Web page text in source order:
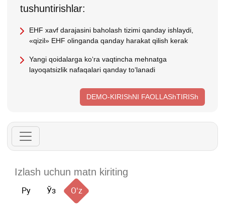
tushuntirishlar:
EHF хavf darajasini baholash tizimi qanday ishlaydi,
«qizil» EHF olinganda qanday harakat qilish kerak
Yangi qoidalarga koʻra vaqtincha mehnatga
layoqatsizlik nafaqalari qanday toʻlanadi
DEMO-KIRIShNI FAOLLAShTIRISh
Ру Ўз Oʻz